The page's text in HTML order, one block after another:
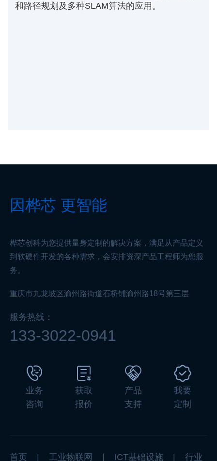
和路径规划及多种SLAM算法的应用。
因桦芯 更智能
桦芯创科为您提供量身定制的解决方案，满足从产品定义
到软硬件开发的各种需求，会安排资深产品工程师为您服
务。
重庆市九龙坡区渝州路街道石桥铺渝州路18号第三层
服务热线：
133-3022-0941
业务
咨询
获取
报价
产品
支持
我要
定制
首页 工业物联网 ICT基础设施 行业